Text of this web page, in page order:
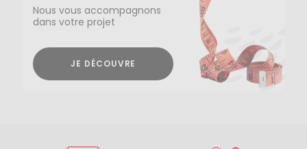
Nous vous accompagnons
dans votre projet
JE DÉCOUVRE